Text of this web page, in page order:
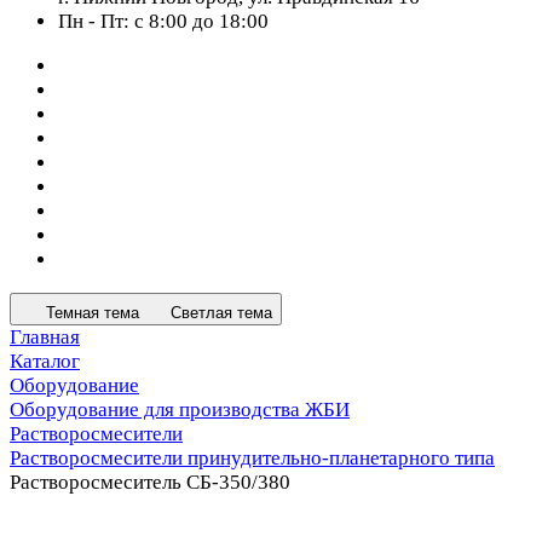
Пн - Пт: с 8:00 до 18:00
Темная тема Светлая тема
Главная
Каталог
Оборудование
Оборудование для производства ЖБИ
Растворосмесители
Растворосмесители принудительно-планетарного типа
Растворосмеситель СБ-350/380